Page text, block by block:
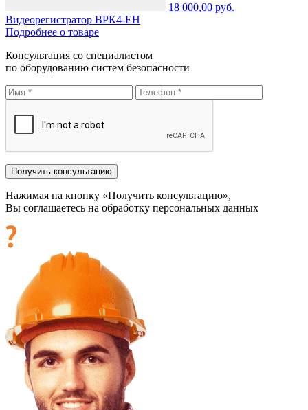
18 000,00 руб.
Видеорегистратор ВРК4-ЕН
Подробнее о товаре
Консультация со специалистом
по оборудованию систем безопасности
Нажимая на кнопку «Получить консультацию»,
Вы соглашаетесь на обработку персональных данных